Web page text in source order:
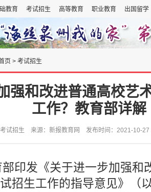
教育 考试招生 高等教育 职业教育 出国留学
页 > 考试招生
强和改进普通高校艺
工作？教育部详解
试招生 来源：新报教育网 发布时间：2021-10-27
部印发《关于进一步加强和
招生工作的指导意见》（